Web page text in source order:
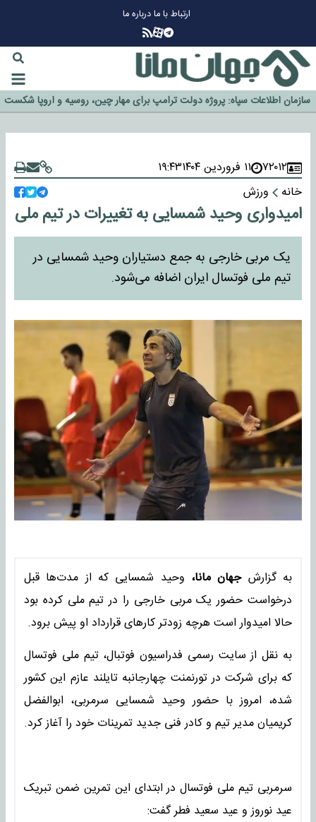
ارتباط با مادرباره ما
گزینه جدایی اوسمار روی میز مدیران پرسپولیس
آیا رئیس جمهور آمریکا قانون را دور می‌زند؟
اخراج رسمی چهره نامدار از پرسپولیس
سازمان اطلاعات سپاه: پروژه دولت ترامپ برای مهار چین، روسیه و اروپا شکست
خورد
۷۲۰۱۲ ۱۱ فروردین ۱۴۰۴
۱۹:۴۳
خانه
ورزش
امیدواری وحید شمسایی به تغییرات در تیم ملی
یک مربی خارجی به جمع دستیاران وحید شمسایی در
تیم ملی فوتسال ایران اضافه می‌شود.
به گزارشجهان مانا، وحید شمسایی که از مدت‌ها قبل
درخواست حضور یک مربی خارجی را در تیم ملی کرده بود
حالا امیدوار است هرچه زودتر کارهای قرارداد او پیش برود.
به نقل از سایت رسمی فدراسیون فوتبال، تیم ملی فوتسال
که برای شرکت در تورنمنت چهارجانبه تایلند عازم این کشور
شده، امروز با حضور وحید شمسایی سرمربی، ابوالفضل
کریمیان مدیر تیم و کادر فنی جدید تمرینات خود را آغاز کرد.
سرمربی تیم ملی فوتسال در ابتدای این تمرین ضمن تبریک
عید نوروز و عید سعید فطر گفت: